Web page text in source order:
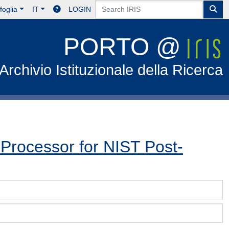
IT LOGIN
PORTO @
Istituzionale della Ricerca
for NIST Post-